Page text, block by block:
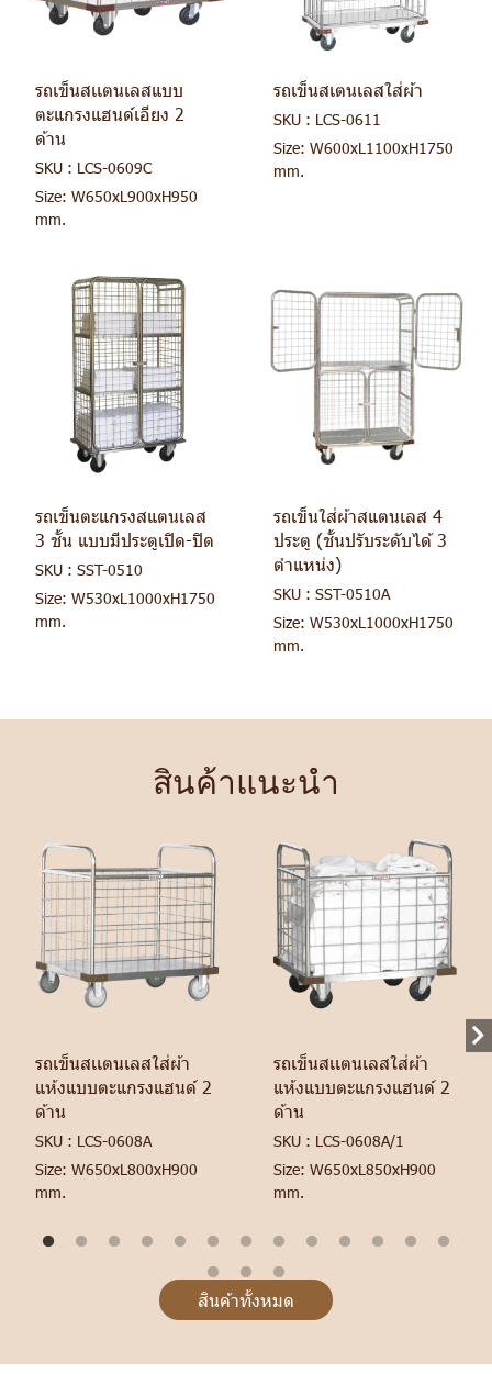
รถเข็นสเเตนเลสแบบ
ตะแกรงแฮนด์เอียง 2
ด้าน
SKU : LCS-0609C
Size: W650xL900xH950
mm.
รถเข็นสเตนเลสใส่ผ้า
SKU : LCS-0611
Size: W600xL1100xH1750
mm.
รถเข็นตะแกรงสแตนเลส
3 ชั้น แบบมีประตูเปิด-ปิด
SKU : SST-0510
Size: W530xL1000xH1750
mm.
รถเข็นใส่ผ้าสแตนเลส 4
ประตู (ชั้นปรับระดับได้ 3
ตำแหน่ง)
SKU : SST-0510A
Size: W530xL1000xH1750
mm.
สินค้าแนะนำ
รถเข็นสเเตนเลสใส่ผ้า
แห้งแบบตะแกรงแฮนด์ 2
ด้าน
SKU : LCS-0608A
Size: W650xL800xH900
mm.
รถเข็นสเเตนเลสใส่ผ้า
แห้งแบบตะแกรงแฮนด์ 2
ด้าน
SKU : LCS-0608A/1
Size: W650xL850xH900
mm.
สินค้าทั้งหมด